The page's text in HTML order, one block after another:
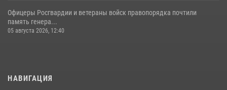
Офицеры Росгвардии и ветераны войск правопорядка почтили
память генера...
05 августа 2026, 12:40
НАВИГАЦИЯ